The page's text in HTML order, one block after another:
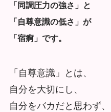
「同調圧力の強さ」と
「自尊意識の低さ」が
「宿痾」です。
「自尊意識」とは、
自分を大切にし、
自分をバカだと思わず、